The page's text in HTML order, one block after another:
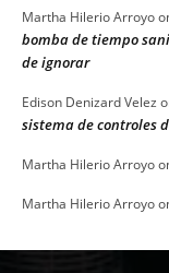
Martha Hilerio Arroyo
bomba de tiempo
de ignorar
Edison Denizard Velez
sistema de controles
Martha Hilerio Arroyo
Martha Hilerio Arroyo